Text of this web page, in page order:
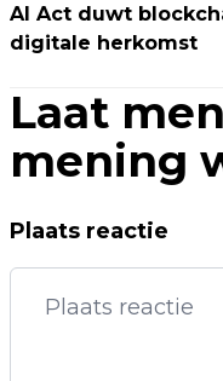
AI Act duwt
digitale herkomst
Laat
mening
Plaats reactie